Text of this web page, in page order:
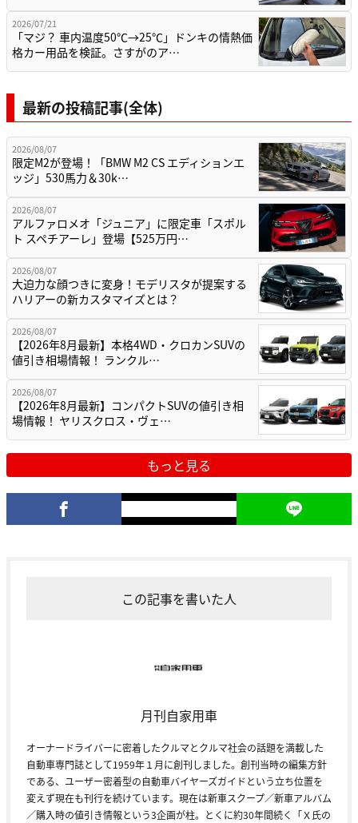
2026/07/21
「マジ？ 車内温度50℃→25℃」ドンキの情熱価
格カー用品を検証。さすがのア…
最新の投稿記事(全体)
2026/08/07
限定M2が登場！「BMW M2 CS エディションエ
ッジ」530馬力＆30k…
2026/08/07
アルファロメオ「ジュニア」に限定車「スポル
ト スペチアーレ」登場【525万円…
2026/08/07
大迫力な顔つきに変身！モデリスタが提案する
ハリアーの新カスタマイズとは？
2026/08/07
【2026年8月最新】本格4WD・クロカンSUVの
値引き相場情報！ ランクル…
2026/08/07
【2026年8月最新】コンパクトSUVの値引き相
場情報！ ヤリスクロス・ヴェ…
もっと見る
この記事を書いた人
月刊自家用車
オーナードライバーに密着したクルマとクルマ社会の話題を満載した
自動車専門誌として1959年１月に創刊しました。創刊当時の編集方針
である、ユーザー密着型の自動車バイヤーズガイドという立ち位置を
変えず現在も刊行を続けています。現在は新車スクープ／新車アルバム
／購入時の値引き情報という3企画が柱。とくに約30年間続く「Ｘ氏の